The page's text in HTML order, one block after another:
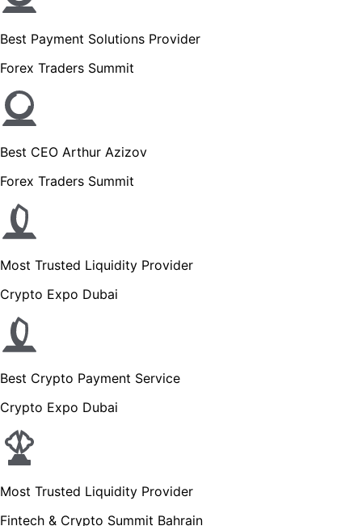
Best Payment Solutions Provider
Forex Traders Summit
Best CEO Arthur Azizov
Forex Traders Summit
Most Trusted Liquidity Provider
Crypto Expo Dubai
Best Crypto Payment Service
Crypto Expo Dubai
Most Trusted Liquidity Provider
Fintech & Crypto Summit Bahrain